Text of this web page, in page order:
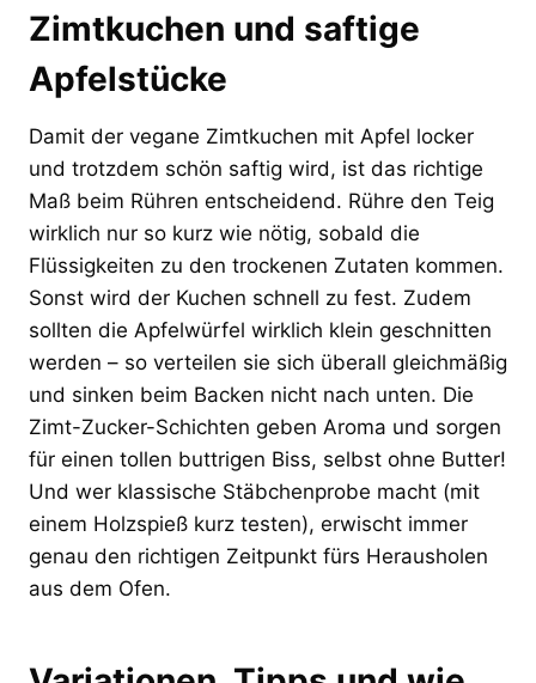
Zimtkuchen und saftige
Apfelstücke
Damit der vegane Zimtkuchen mit Apfel locker
und trotzdem schön saftig wird, ist das richtige
Maß beim Rühren entscheidend. Rühre den Teig
wirklich nur so kurz wie nötig, sobald die
Flüssigkeiten zu den trockenen Zutaten kommen.
Sonst wird der Kuchen schnell zu fest. Zudem
sollten die Apfelwürfel wirklich klein geschnitten
werden – so verteilen sie sich überall gleichmäßig
und sinken beim Backen nicht nach unten. Die
Zimt-Zucker-Schichten geben Aroma und sorgen
für einen tollen buttrigen Biss, selbst ohne Butter!
Und wer klassische Stäbchenprobe macht (mit
einem Holzspieß kurz testen), erwischt immer
genau den richtigen Zeitpunkt fürs Herausholen
aus dem Ofen.